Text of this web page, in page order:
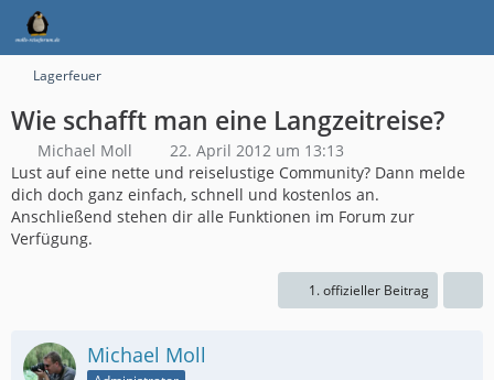
Lagerfeuer
Wie schafft man eine Langzeitreise?
Michael Moll
22. April 2012 um 13:13
Lust auf eine nette und reiselustige Community? Dann melde
dich doch ganz einfach, schnell und kostenlos an.
Anschließend stehen dir alle Funktionen im Forum zur
Verfügung.
1. offizieller Beitrag
Michael Moll